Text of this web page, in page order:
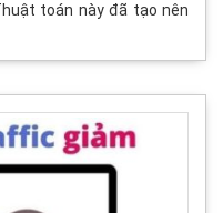
toán này đã tạo nên